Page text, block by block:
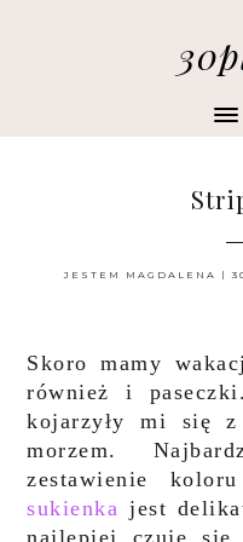
JESTEM MAGDALENA |
Skoro mamy
również i
kojarzyły mi się
morzem.
zestawienie
sukienka jest
najlepiej czuję się